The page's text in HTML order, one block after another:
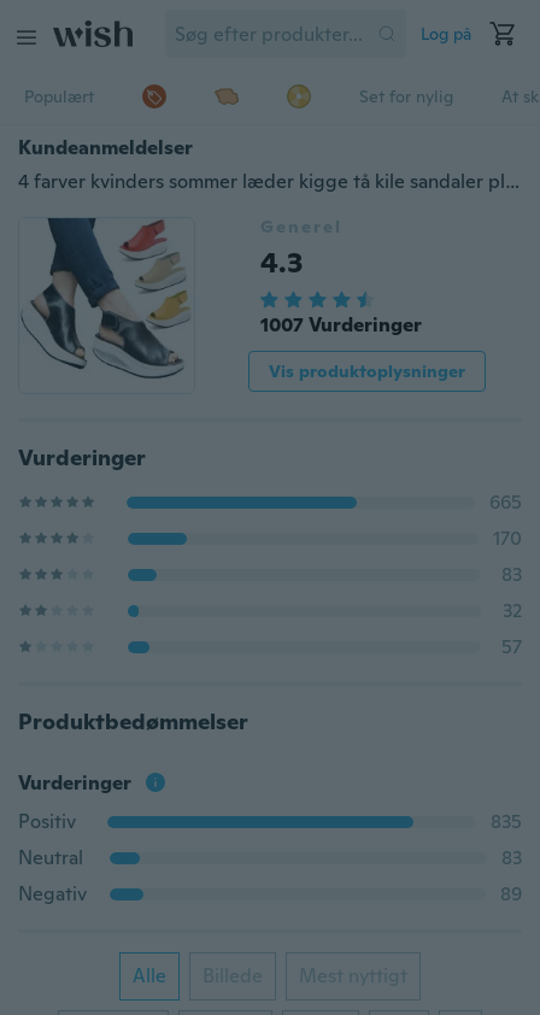
Log på
Populært Set for nylig At
Kundeanmeldelser
4 farver kvinders sommer læder kigge tå kile sandaler platform ryste sko
Generel
4.3
1007 Vurderinger
Vis produktoplysninger
Vurderinger
665
170
83
32
57
Produktbedømmelser
Vurderinger
Positiv
835
Neutral
83
Negativ
89
Alle Billede Mest nyttigt